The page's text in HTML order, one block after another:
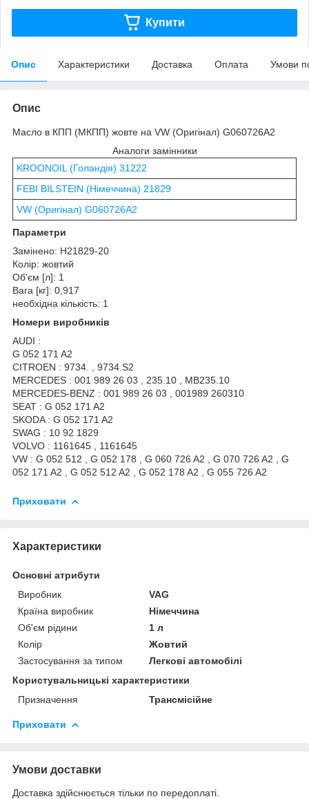
Купити
Опис Характеристики Доставка Оплата Умови
Опис
Масло в КПП (МКПП) жовте на VW (Оригінал) G060726A2
Аналоги замінники
KROONOIL (Голандія) 31222
FEBI BILSTEIN (Німеччина) 21829
VW (Оригінал) G060726A2
Параметри
Замінено: H21829-20
Колір: жовтий
Об'єм [л]: 1
Вага [кг]: 0,917
необхідна кількість: 1
Номери виробників
AUDI :
G 052 171 A2
CITROEN : 9734. , 9734.S2
MERCEDES : 001 989 26 03 , 235.10 , MB235.10
MERCEDES-BENZ : 001 989 26 03 , 001989 260310
SEAT : G 052 171 A2
SKODA : G 052 171 A2
SWAG : 10 92 1829
VOLVO : 1161645 , 1161645
VW : G 052 512 , G 052 178 , G 060 726 A2 , G 070 726 A2 , G
052 171 A2 , G 052 512 A2 , G 052 178 A2 , G 055 726 A2
Приховати
Характеристики
Основні атрибути
Виробник
VAG
Країна виробник
Німеччина
Об'єм рідини
1 л
Колір
Жовтий
Застосування за типом
Легкові автомобілі
Користувальницькі характеристики
Призначення
Трансмісійне
Приховати
Умови доставки
Доставка здійснюється тільки по передоплаті.